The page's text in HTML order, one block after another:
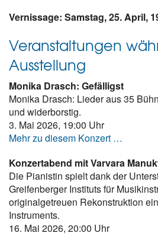
Vernissage: Samstag, 25. April,
Veranstaltungen
Ausstellung
Monika Drasch: Gefälligst
Monika Drasch: Lieder aus 35
und widerborstig.
3. Mai 2026, 19:00 Uhr
Mehr zu diesem Konzert …
Konzertabend mit Varvara
Die Pianistin spielt dank der
Greifenberger Instituts für
originalgetreuen Rekonstruktion
Instruments.
16. Mai 2026, 20:00 Uhr